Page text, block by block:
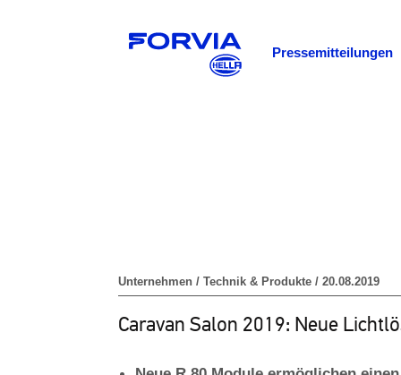
Pressemitteilungen
Unternehmen / Technik & Produkte / 20.08.2019
Caravan Salon 2019: Neue